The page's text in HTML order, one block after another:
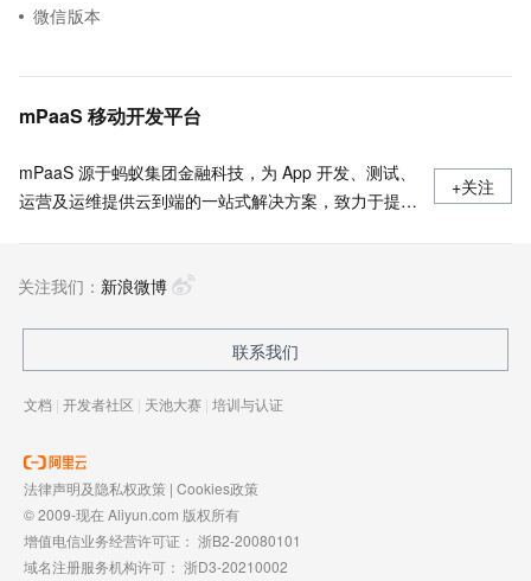
微信版本
mPaaS 移动开发平台
mPaaS 源于蚂蚁集团金融科技，为 App 开发、测试、
运营及运维提供云到端的一站式解决方案，致力于提供
https://www.aliyun.com/product/mobilepaas/mpaas
+关注
关注我们： 新浪微博
联系我们
文档 | 开发者社区 | 天池大赛 | 培训与认证
法律声明及隐私权政策 | Cookies政策
© 2009-现在 Aliyun.com 版权所有
增值电信业务经营许可证： 浙B2-20080101
域名注册服务机构许可： 浙D3-20210002